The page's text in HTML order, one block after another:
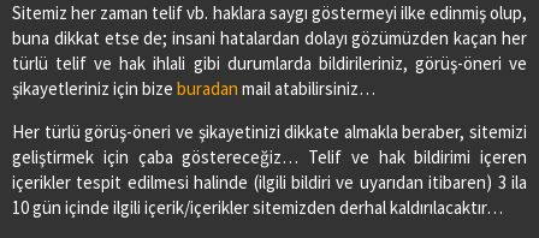
Sitemiz her zaman telif vb. haklara saygı göstermeyi ilke edinmiş olup,
buna dikkat etse de; insani hatalardan dolayı gözümüzden kaçan her
türlü telif ve hak ihlali gibi durumlarda bildirileriniz, görüş-öneri ve
şikayetleriniz için bize buradan mail atabilirsiniz…
Her türlü görüş-öneri ve şikayetinizi dikkate almakla beraber, sitemizi
geliştirmek için çaba göstereceğiz… Telif ve hak bildirimi içeren
içerikler tespit edilmesi halinde (ilgili bildiri ve uyarıdan itibaren) 3 ila
10 gün içinde ilgili içerik/içerikler sitemizden derhal kaldırılacaktır…